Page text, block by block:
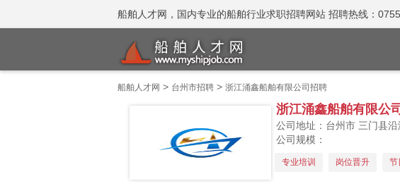
船舶人才网，国内专业的船舶行业求职招聘网站 招聘热线：
船舶人才网 > 台州市招聘> 浙江涌鑫船舶有限公司招聘
浙江涌鑫船舶有限公司
公司地址：台州市 三门县
公司规模：
专业培训 岗位晋升 节